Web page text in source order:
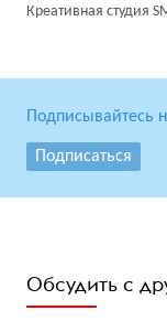
Креативная студия
Подписывайтесь
Подписаться
Обсудить с